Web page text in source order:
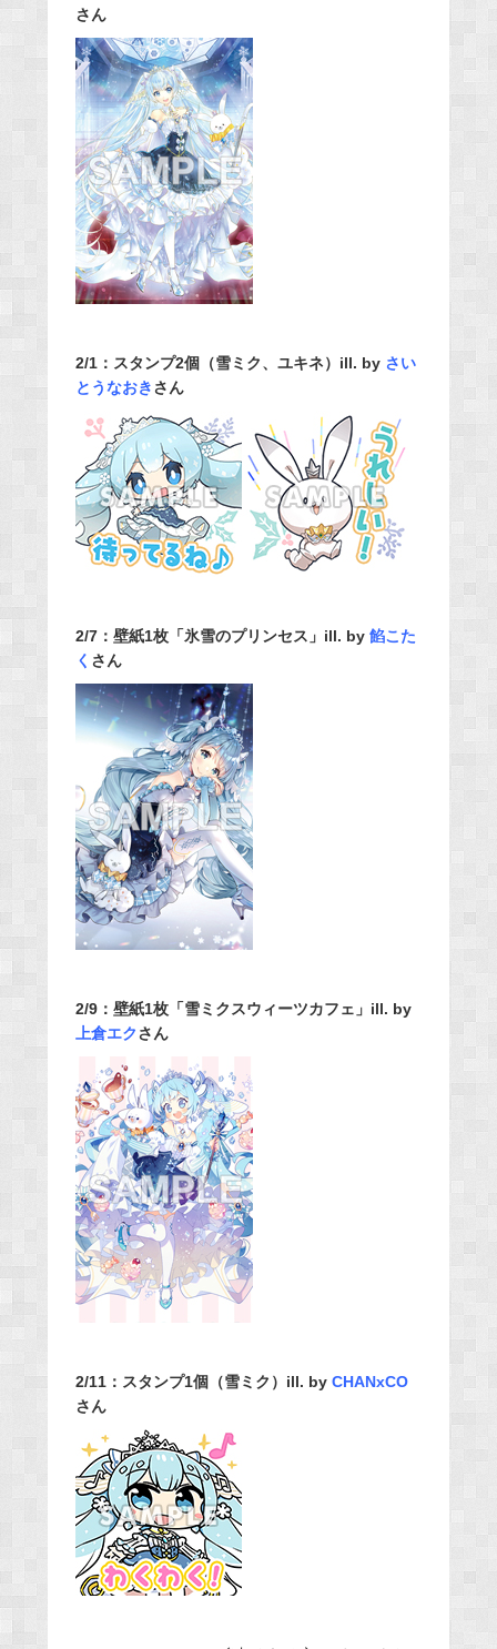
さん
2/1：スタンプ2個（雪ミク、ユキネ）ill. by さい
とうなおきさん
2/7：壁紙1枚「氷雪のプリンセス」ill. by 餡こた
く さん
2/9：壁紙1枚「雪ミクスウィーツカフェ」ill. by
上倉エクさん
2/11：スタンプ1個（雪ミク）ill. by CHANxCO
さん